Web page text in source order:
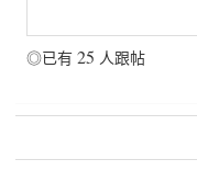
◎已有 25 人跟帖